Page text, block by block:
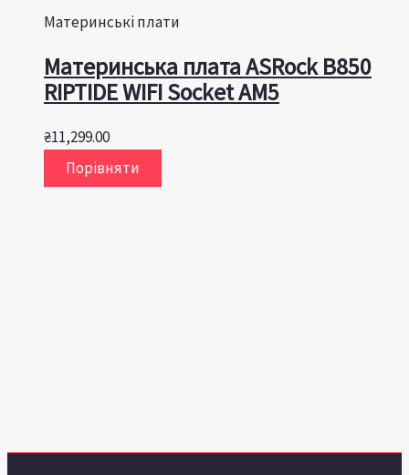
Материнські плати
Материнська плата ASRock B850
RIPTIDE WIFI Socket AM5
₴11,299.00
Порівняти